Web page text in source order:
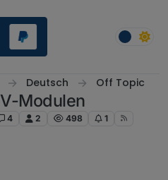
Deutsch Off Topic
Modulen
4 2 498 1